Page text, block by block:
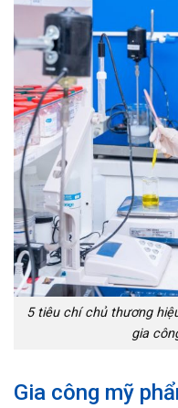
5 tiêu chí chủ thương
gia
Gia công mỹ